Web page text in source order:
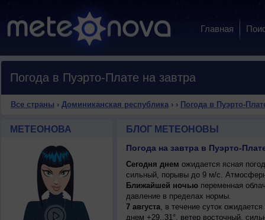
Главная
Погода в Пуэрто-Плате на завтра
Все страны › Доминиканская республика› › Погода в Пуэрто-
МЕТЕОНОВА БЛОГ МЕТЕОНОВЫ
Погода на завтра в Пуэрто-
Сегодня днем ожидается ясная
сильный, порывы до 9 м/с.
Ближайшей ночьюпеременная
давление в пределах нормы.
7 августа, в течение суток
днем +29..31°, ветер восточный,